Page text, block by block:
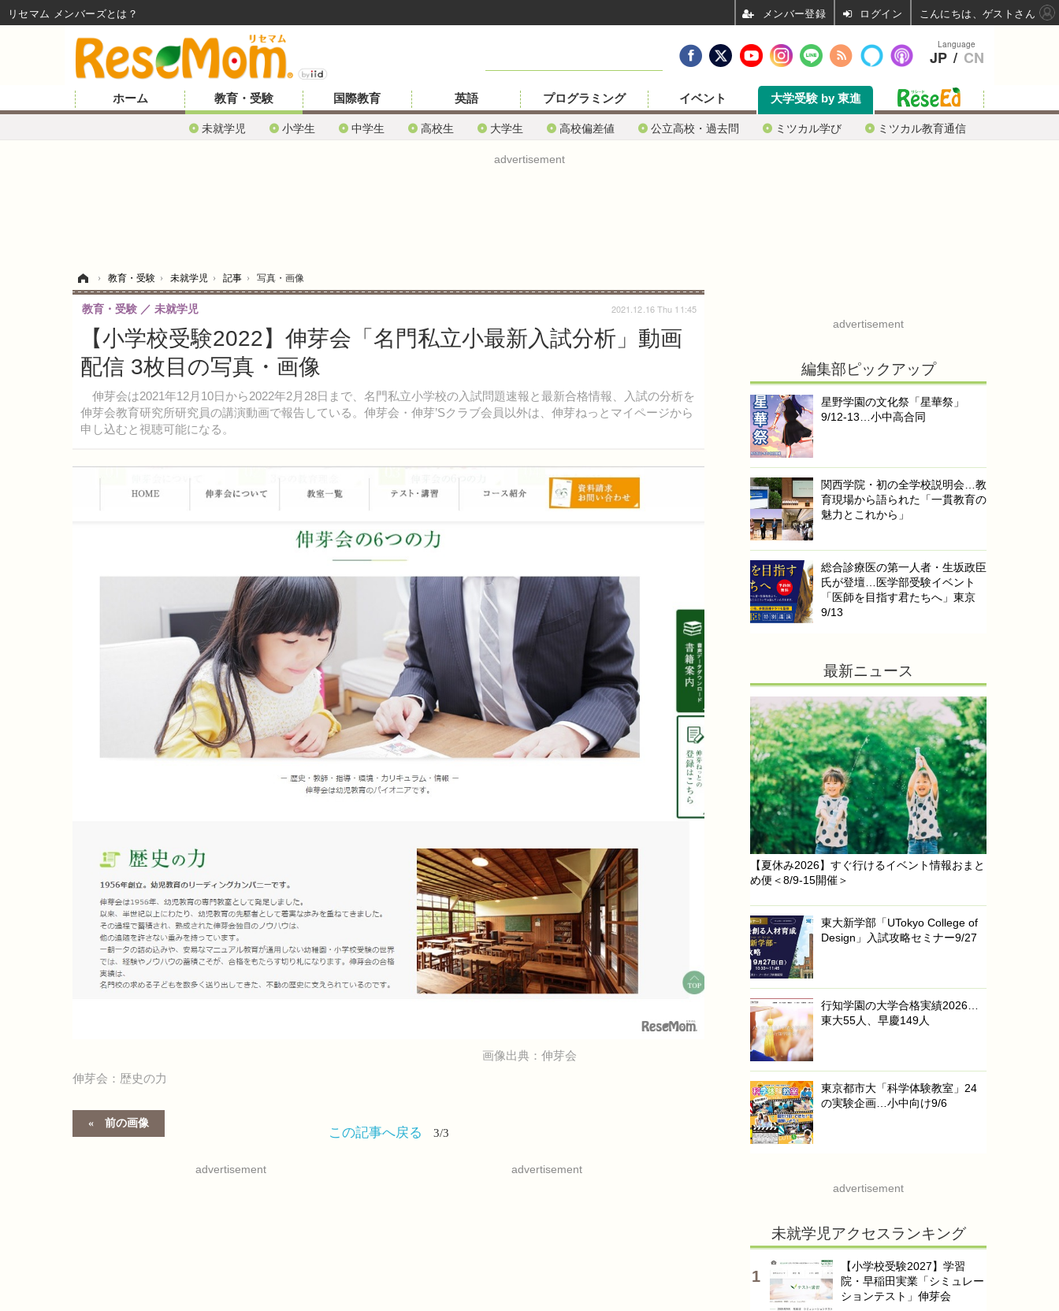
ホーム 教育・受験
未就学児 小学生 中学生 高校生 大学生 高校偏差値 公立高校・過去問 ミツカル学び ミツカル教育通信
国際教育 英語 プログラミング イベント 大学受験 by 東進
advertisement
› 教育・受験 › 未就学児 › 記事 › 写真・画像
【小学校受験2022】伸芽会「名門私立小最新入試分析」動画
配信 3枚目の写真・画像
伸芽会は2021年12月10日から2022年2月28日まで、名門私立小学校の入試問題速報と最新合格情報、入試の分析を
伸芽会教育研究所研究員の講演動画で報告している。伸芽会・伸芽’Sクラブ会員以外は、伸芽ねっとマイページから
申し込むと視聴可能になる。
教育・受験 未就学児 2021.12.16 Thu 11:45
画像出典：伸芽会
伸芽会：歴史の力
前の画像
この記事へ戻る 3/3
advertisement advertisement
advertisement
編集部ピックアップ
星野学園の文化祭「星華祭」
9/12-13…小中高合同
関西学院・初の全学校説明会…教
育現場から語られた「一貫教育の
魅力とこれから」
総合診療医の第一人者・生坂政臣
氏が登壇…医学部受験イベント
「医師を目指す君たちへ」東京
9/13
最新ニュース
【夏休み2026】すぐ行けるイベント情報おまと
め便＜8/9-15開催＞
東大新学部「UTokyo College of
Design」入試攻略セミナー9/27
行知学園の大学合格実績2026…
東大55人、早慶149人
東京都市大「科学体験教室」24
の実験企画…小中向け9/6
advertisement
未就学児アクセスランキング
【小学校受験2027】学習
院・早稲田実業「シミュレー
ションテスト」伸芽会
Language
JP / CN
リセマム メンバーズ ログイン こんにちは、ゲストさん